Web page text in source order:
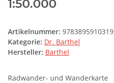
1:50.000
Artikelnummer: 9783895910319
Kategorie: Dr. Barthel
Hersteller: Barthel
Radwander- und Wanderkarte